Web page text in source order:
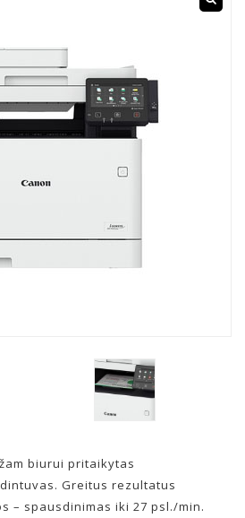
biurui pritaikytas
Greitus rezultatus
– spausdinimas iki 27 psl./min.